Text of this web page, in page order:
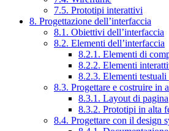
7.5. Prototipi interattivi
8. Progettazione dell’interfaccia
8.1. Obiettivi dell’interfaccia
8.2. Elementi dell’interfaccia
8.2.1. Elementi di
8.2.2. Elementi
8.2.3. Elementi
8.3. Progettare e costruire in
8.3.1. Layout di pagina
8.3.2. Prototipi in alta
8.4. Progettare con il design